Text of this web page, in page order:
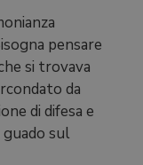
pensare
si trovava
da
di difesa e
sul